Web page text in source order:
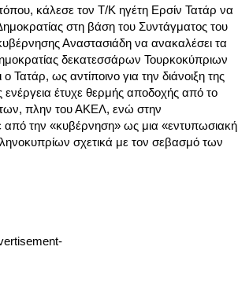
κάλεσε τον Τ/Κ ηγέτη Ερσίν Τατάρ να
στη βάση του Συντάγματος του
Αναστασιάδη να ανακαλέσει τα
δεκατεσσάρων Τουρκοκύπριων
ως αντίποινο για την διάνοιξη της
έτυχε θερμής αποδοχής από το
πλην του ΑΚΕΛ, ενώ στην
από την «κυβέρνηση» ως μια «εντυπωσιακή
σχετικά με τον σεβασμό των